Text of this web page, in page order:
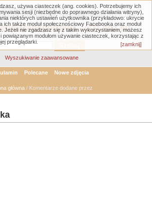
in
gtlodz.eu/public_html/member.phpon line1956
Transportowa - GTLodz.eu
Wyszukiwanie zaawansowane
Polecane Nowe zdjęcia
główna/ Komentarze dodane przez
używa ciasteczek (ang. cookies). Potrzebujemy ich
sesji (niezbędne do poprawnego działania witryny),
niektórych ustawień użytkownika (przykładowo: ukrycie
ich także moduł społecznościowy Facebooka oraz moduł
Jeżeli nie zgadzasz się z takim wykorzystaniem, możesz
powiązanym modułom używanie ciasteczek, korzystając z
przeglądarki.
[zamknij]